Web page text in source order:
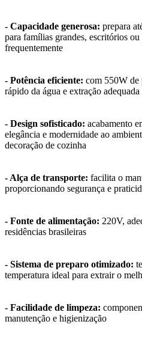
- Capacidade generosa: prepara
para famílias grandes, escritórios
frequentemente
- Potência eficiente: com 550W de
rápido da água e extração
- Design sofisticado: acabamento
elegância e modernidade ao
decoração de cozinha
- Alça de transporte: facilita o
proporcionando segurança e
- Fonte de alimentação: 220V,
residências brasileiras
- Sistema de preparo otimizado:
temperatura ideal para extrair o
- Facilidade de limpeza:
manutenção e higienização